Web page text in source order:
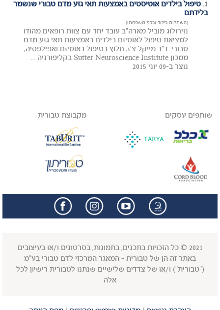
1. טיפול בילדים אוטיסטים באמצעות תאי גזע מדם טבורי שנשמר
בלידתם
(השתלות בילוד ובבני משפחתו)
נוירולוג מוביל מארה"ב עובד יחד עם צוות רופאים מהודו
למציאת טיפול לאוטיזם בילדים באמצעות תאי גזע מדם
טבורי. ד"ר מייקל צ'ז, חלוץ בטיפול באוטיזם ואפילפסיה,
ממכון Sutter Neuroscience Institute בקליפורניה ...
נוצר ב-09 יוני 2015
שותפים עסקים מקבוצת טבורית
2021 © כל הזכויות בתכנים, בתמונות, בסרטונים ו/או בעיצובים
באתר זה הן של טבורית - המאגר המרכזי לדם טבורי בע"מ
("טבורית") ו/או של צדדים שלישיים שנתנו לטבורית רישיון לכל
אלה